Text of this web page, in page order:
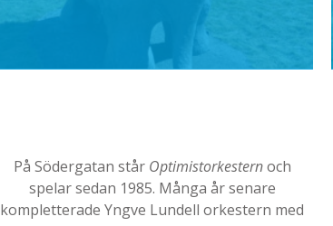
På Södergatan står Optimistorkesternoch
spelar sedan 1985. Många år senare
kompletterade Yngve Lundell orkestern med